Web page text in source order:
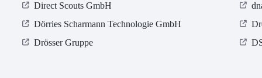
Direct Scouts GmbH
Dörries Scharmann Technologie GmbH
Drösser Gruppe